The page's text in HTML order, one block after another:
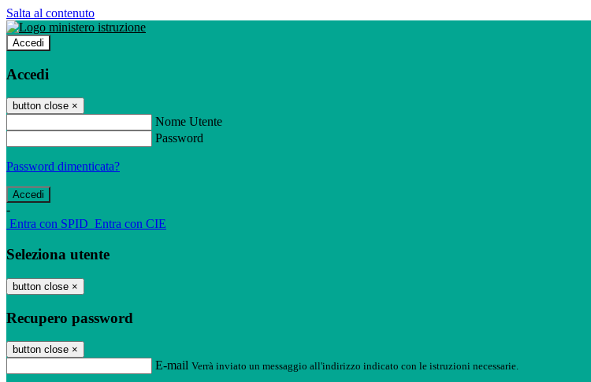
Salta al contenuto
Accedi
Accedi
button close ×
Nome Utente
Password
Password dimenticata?
-
Entra con SPID Entra con CIE
Seleziona utente
button close ×
Recupero password
button close ×
E-mail Verrà inviato un messaggio all'indirizzo indicato con le istruzioni necessarie.